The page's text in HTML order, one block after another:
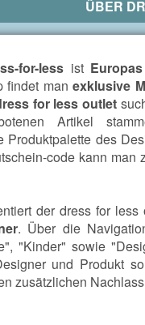
ÜBER
for-less ist
findet manexklusive
for less outlet
Artikel
Produktpalette des
code kann
der dress for less
. Über die
"Kinder" sowie
und Produkt
zusätzlichen